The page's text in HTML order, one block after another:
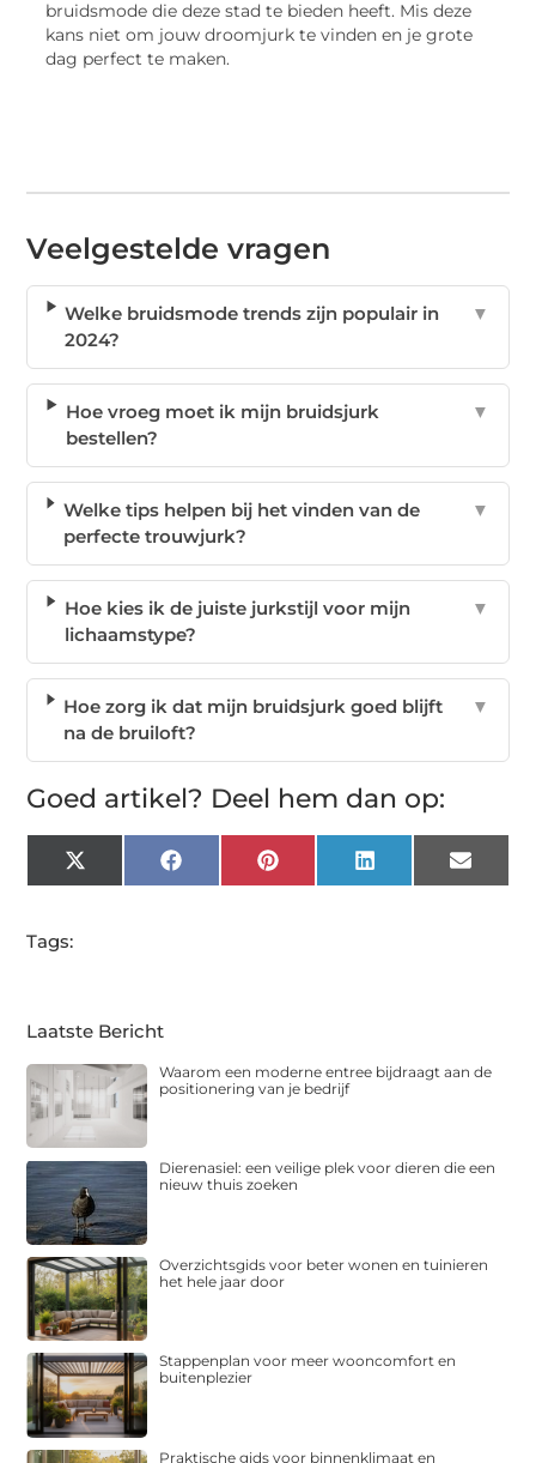
bruidsmode die deze stad te bieden heeft. Mis deze
kans niet om jouw droomjurk te vinden en je grote
dag perfect te maken.
Veelgestelde vragen
Welke bruidsmode trends zijn populair in
2024?
▼
Hoe vroeg moet ik mijn bruidsjurk
bestellen?
▼
Welke tips helpen bij het vinden van de
perfecte trouwjurk?
▼
Hoe kies ik de juiste jurkstijl voor mijn
lichaamstype?
▼
Hoe zorg ik dat mijn bruidsjurk goed blijft
na de bruiloft?
▼
Goed artikel? Deel hem dan op:
X
(Twitter)
FacebookPinterest LinkedIn Email
Tags:
Laatste Bericht
Waarom een moderne entree bijdraagt aan de
positionering van je bedrijf
Dierenasiel: een veilige plek voor dieren die een
nieuw thuis zoeken
Overzichtsgids voor beter wonen en tuinieren
het hele jaar door
Stappenplan voor meer wooncomfort en
buitenplezier
Praktische gids voor binnenklimaat en